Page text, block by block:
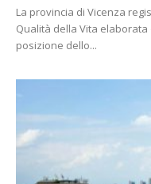
La provincia di Vicenza
Qualità della Vita elaborata
posizione dello...